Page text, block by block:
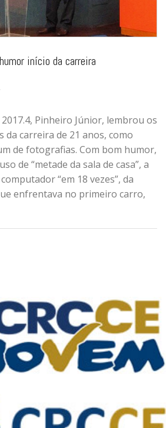
início da carreira
Pinheiro Júnior, lembrou os
carreira de 21 anos, como
de fotografias. Com bom humor,
de “metade da sala de casa”, a
“em 18 vezes”, da
enfrentava no primeiro carro,